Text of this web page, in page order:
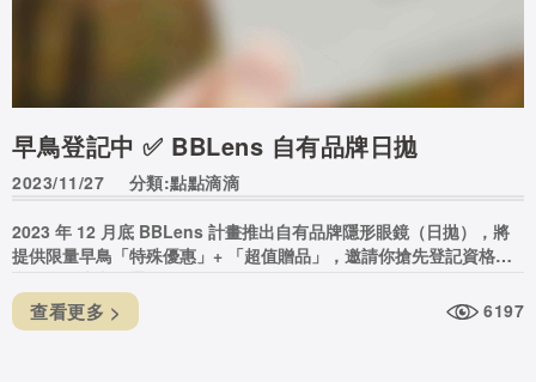
早鳥登記中 ✅ BBLens 自有品牌日拋
2023/11/27 分類:點點滴滴
2023 年 12 月底 BBLens 計畫推出自有品牌隱形眼鏡（日拋），將
提供限量早鳥「特殊優惠」+ 「超值贈品」，邀請你搶先登記資格，
查看更多 > 6197